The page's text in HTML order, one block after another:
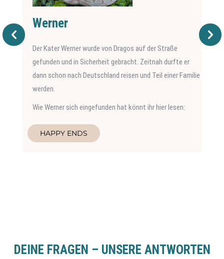
Werner
Der Kater Werner wurde von Dragos auf der Straße
gefunden und in Sicherheit gebracht. Zeitnah durfte er
dann schon nach Deutschland reisen und Teil einer Familie
werden.
Wie Werner sich eingefunden hat könnt ihr hier lesen:
HAPPY ENDS
DEINE FRAGEN – UNSERE ANTWORTEN